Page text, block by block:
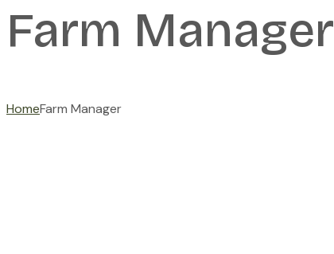
Farm Manager
HomeFarm Manager